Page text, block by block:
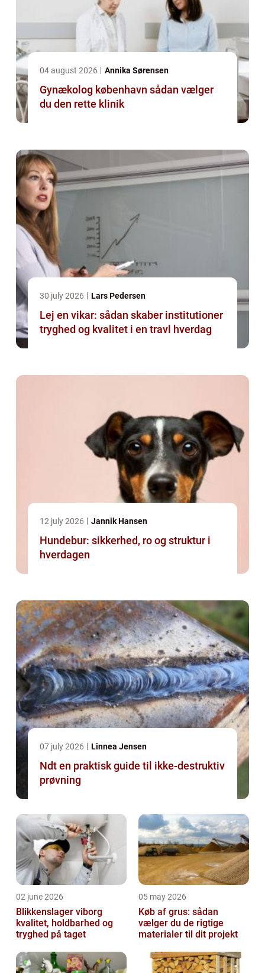
04 august 2026 Annika Sørensen
Gynækolog københavn sådan vælger
du den rette klinik
30 july 2026 Lars Pedersen
Lej en vikar: sådan skaber institutioner
tryghed og kvalitet i en travl hverdag
12 july 2026 Jannik Hansen
Hundebur: sikkerhed, ro og struktur i
hverdagen
07 july 2026 Linnea Jensen
Ndt en praktisk guide til ikke-destruktiv
prøvning
02 june 2026
Blikkenslager viborg
kvalitet, holdbarhed og
tryghed på taget
05 may 2026
Køb af grus: sådan
vælger du de rigtige
materialer til dit projekt